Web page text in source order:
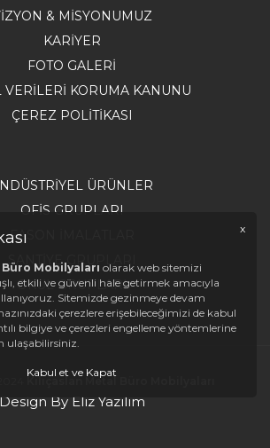
& MISYONUMUZ
KARIYER
FOTO GALERI
VERILERI KORUMA KANUNU
ÇEREZ POLITIKASI
ÜRÜNLER
OFIS GRUPLARI
FASON İMALATLAR
SANTIYE GRUPLARI
OKUL GRUPLARI
Kılıçaslan Metal Büro Mobilyaları
Design By Eliz Yazılım
x
Büro Mobilyaları olarak web sitemizi
etkili ve güvenli hale getirmek amacıyla
Sitemizde gezinmeye devam
çerezlere erişebileceğimizi de kabul
bilgiye ve çerezleri engelleme yöntemlerine
ulaşabilirsiniz.
Kabul et ve Kapat